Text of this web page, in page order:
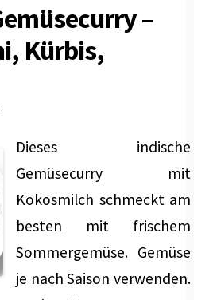
–
Kürbis,
Dieses indische
Gemüsecurry mit
Kokosmilch schmeckt am
besten mit frischem
Sommergemüse. Gemüse
je nach Saison verwenden.